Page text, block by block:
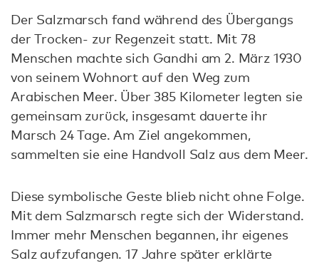
Der Salzmarsch fand während des Übergangs
der Trocken- zur Regenzeit statt. Mit 78
Menschen machte sich Gandhi am 2. März 1930
von seinem Wohnort auf den Weg zum
Arabischen Meer. Über 385 Kilometer legten sie
gemeinsam zurück, insgesamt dauerte ihr
Marsch 24 Tage. Am Ziel angekommen,
sammelten sie eine Handvoll Salz aus dem Meer.
Diese symbolische Geste blieb nicht ohne Folge.
Mit dem Salzmarsch regte sich der Widerstand.
Immer mehr Menschen begannen, ihr eigenes
Salz aufzufangen. 17 Jahre später erklärte